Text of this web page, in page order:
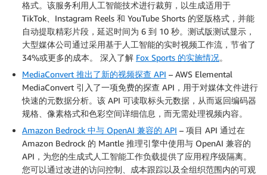
格式。该服务利用人工智能技术进行裁剪，以生成适用于
TikTok、Instagram Reels 和 YouTube Shorts 的竖版格式，并能
自动提取精彩片段，延迟时间为 6 到 10 秒。测试版测试显示，
大型媒体公司通过采用基于人工智能的实时视频工作流，节省了
34%或更多的成本。 深入了解 Fox Sports 的实施情况。
MediaConvert 推出了新的视频探查 API – AWS Elemental
MediaConvert 引入了一项免费的探查 API，用于对媒体文件进行
快速的元数据分析。该 API 可读取标头元数据，从而返回编码器
规格、像素格式和色彩空间详细信息，而无需处理视频内容。
Amazon Bedrock 中与 OpenAI 兼容的 API – 项目 API 通过在
Amazon Bedrock 的 Mantle 推理引擎中使用与 OpenAI 兼容的
API，为您的生成式人工智能工作负载提供了应用程序级隔离。
您可以通过改进的访问控制、成本跟踪以及全组织范围内的可观